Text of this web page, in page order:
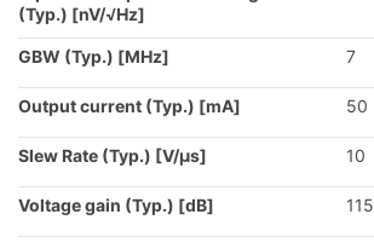
(Typ.) [nV/√Hz]
GBW (Typ.) [MHz] 7
Output current (Typ.) [mA] 50
Slew Rate (Typ.) [V/µs] 10
Voltage gain (Typ.) [dB] 115